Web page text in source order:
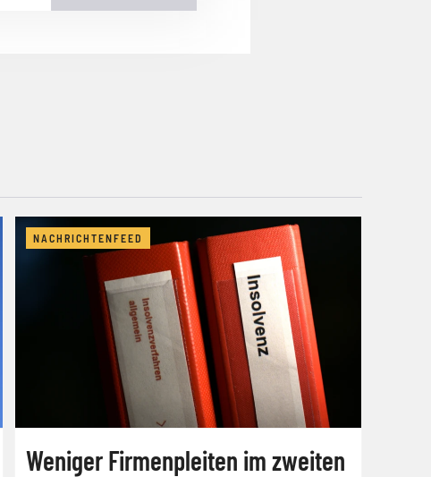
NACHRICHTENFEED
Weniger Firmenpleiten im zweiten